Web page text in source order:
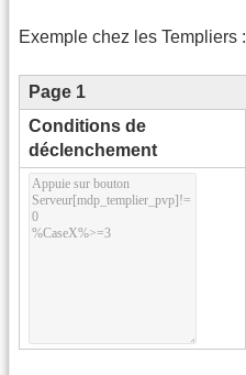
Exemple chez les Templiers :
Page 1
Conditions de
déclenchement